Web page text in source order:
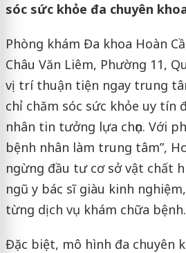
sóc sức khỏe đa chuyên
Phòng khám Đa khoa Hoàn
Châu Văn Liêm, Phường 11,
vị trí thuận tiện ngay trung
chỉ chăm sóc sức khỏe uy tín
nhân tin tưởng lựa chọn. Với
bệnh nhân làm trung tâm”,
ngừng đầu tư cơ sở vật chất
ngũ y bác sĩ giàu kinh
từng dịch vụ khám chữa bệnh.
Đặc biệt, mô hình đa chuyên